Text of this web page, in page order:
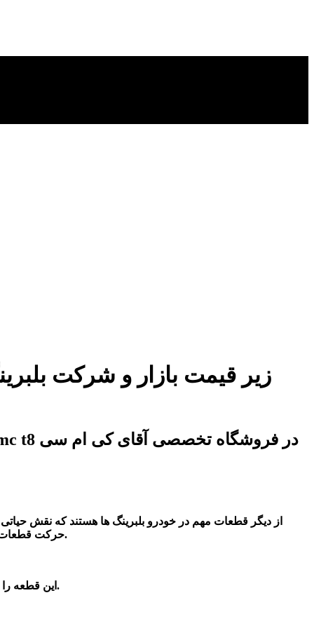
اصلی ترین بلبرینگ تسمه تایم کی ام سی تی 8 | بلبرینگ تایم جک تی 8 | بلبرینگ تسمه تایم kmc t8 در فروشگاه تخصصی آقای کی ام سی
از دیگر قطعات مهم در خودرو بلبرینگ ها هستند که نقش
حرکتمه تایم بتواند با دقت و به موقع اجزای موتور مانند میل‌لنگ و میل‌سوپاپ را به حرکت درآورد.
این قطعه را از فولاد با کیفیت بالا می سازند. این قطعه دارای ساچمه‌ها یا غلتک‌هایی است که درون یک محفظه قرار گرفته‌اند و روی یک محور می‌چرخند.